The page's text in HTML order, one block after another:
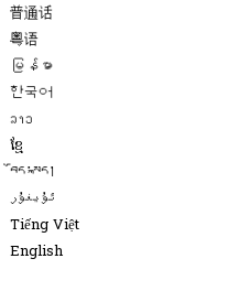
普通话
粤语
မြန်မာ
한국어
ລາວ
ខ្មែ
བོད་སྐད།
ئۇيغۇر
Tiếng Việt
English